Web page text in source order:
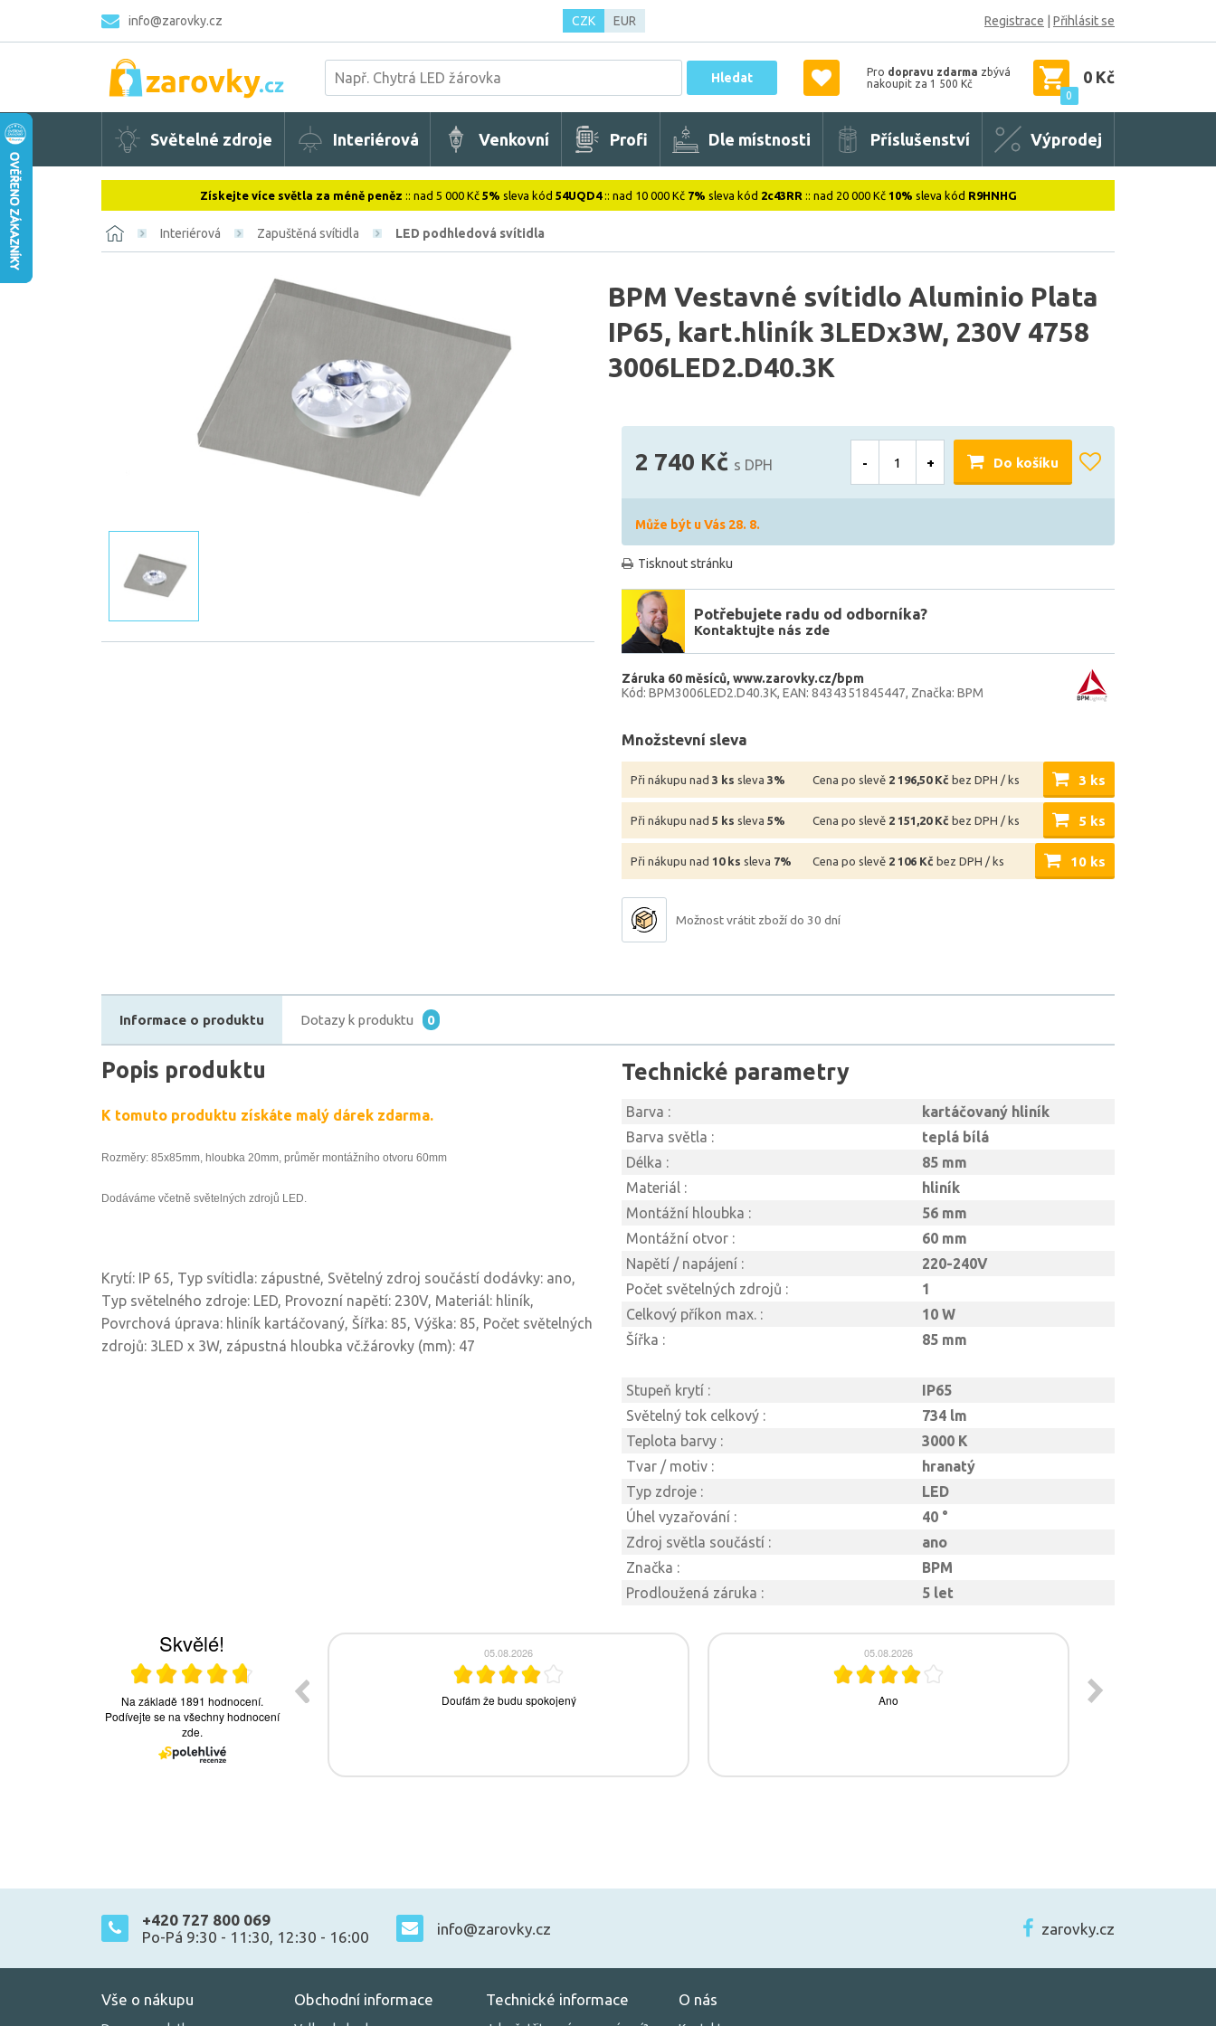
info@zarovky.cz CZK EUR Registrace Přihlásit se
Hledat Pro dopravu zdarma zbývá
nakoupit za 1 500 Kč
0
0 Kč
Světelné zdroje Interiérová Venkovní Profi Dle místnosti Příslušenství Výprodej
Získejte více světla za méně peněz :: nad 5 000 Kč 5% sleva kód 54UQD4:: nad 10 000 Kč 7% sleva kód 2c43RR :: nad 20 000 Kč 10% sleva kód R9HNHG
Interiérová Zapuštěná svítidla LED podhledová svítidla
BPM Vestavné svítidlo Aluminio Plata
IP65, kart.hliník 3LEDx3W, 230V 4758
3006LED2.D40.3K
2 740 Kč s DPH - + Do košíku
Může být u Vás 28. 8.
Tisknout stránku
Potřebujete radu od odborníka?
Kontaktujte nás zde
Záruka 60 měsíců www.zarovky.cz/bpm
Kód: BPM3006LED2.D40.3K EAN: 8434351845447 Značka: BPM
Množstevní sleva
Při nákupu nad 3 ks sleva 3% Cena po slevě 2 196,50 Kč bez DPH / ks 3 ks
Při nákupu nad 5 ks sleva 5% Cena po slevě 2 151,20 Kč bez DPH / ks 5 ks
Při nákupu nad 10 ks sleva 7% Cena po slevě 2 106 Kč bez DPH / ks 10 ks
Možnost vrátit zboží do 30 dní
Informace o produktu Dotazy k produktu 0
Popis produktu
K tomuto produktu získáte malý dárek zdarma.
Rozměry: 85x85mm, hloubka 20mm, průměr montážního otvoru 60mm
Dodáváme včetně světelných zdrojů LED.
Krytí: IP 65, Typ svítidla: zápustné, Světelný zdroj součástí dodávky: ano,
Typ světelného zdroje: LED, Provozní napětí: 230V, Materiál: hliník,
Povrchová úprava: hliník kartáčovaný, Šířka: 85, Výška: 85, Počet světelných
zdrojů: 3LED x 3W, zápustná hloubka vč.žárovky (mm): 47
Technické parametry
Barva :
kartáčovaný hliník
Barva světla :
teplá bílá
Délka :
85 mm
Materiál :
hliník
Montážní hloubka :
56 mm
Montážní otvor :
60 mm
Napětí / napájení :
220-240V
Počet světelných zdrojů :
1
Celkový příkon max. :
10 W
Šířka :
85 mm
Stupeň krytí :
IP65
Světelný tok celkový :
734 lm
Teplota barvy :
3000 K
Tvar / motiv :
hranatý
Typ zdroje :
LED
Úhel vyzařování :
40 °
Zdroj světla součástí :
ano
Značka :
BPM
Prodloužená záruka :
5 let
+420 727 800 069
Po-Pá 9:30 - 11:30, 12:30 - 16:00
info@zarovky.cz zarovky.cz
Vše o nákupu Obchodní informace Technické informace O nás